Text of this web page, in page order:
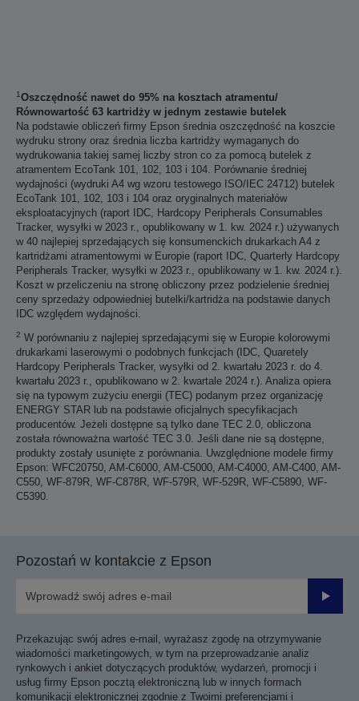
1Oszczędność nawet do 95% na kosztach atramentu/
Równowartość 63 kartridży w jednym zestawie butelek
Na podstawie obliczeń firmy Epson średnia oszczędność na koszcie
wydruku strony oraz średnia liczba kartridży wymaganych do
wydrukowania takiej samej liczby stron co za pomocą butelek z
atramentem EcoTank 101, 102, 103 i 104. Porównanie średniej
wydajności (wydruki A4 wg wzoru testowego ISO/IEC 24712) butelek
EcoTank 101, 102, 103 i 104 oraz oryginalnych materiałów
eksploatacyjnych (raport IDC, Hardcopy Peripherals Consumables
Tracker, wysyłki w 2023 r., opublikowany w 1. kw. 2024 r.) używanych
w 40 najlepiej sprzedających się konsumenckich drukarkach A4 z
kartridżami atramentowymi w Europie (raport IDC, Quarterly Hardcopy
Peripherals Tracker, wysyłki w 2023 r., opublikowany w 1. kw. 2024 r.).
Koszt w przeliczeniu na stronę obliczony przez podzielenie średniej
ceny sprzedaży odpowiedniej butelki/kartridża na podstawie danych
IDC względem wydajności.
2 W porównaniu z najlepiej sprzedającymi się w Europie kolorowymi
drukarkami laserowymi o podobnych funkcjach (IDC, Quaretely
Hardcopy Peripherals Tracker, wysyłki od 2. kwartału 2023 r. do 4.
kwartału 2023 r., opublikowano w 2. kwartale 2024 r.). Analiza opiera
się na typowym zużyciu energii (TEC) podanym przez organizację
ENERGY STAR lub na podstawie oficjalnych specyfikacjach
producentów. Jeżeli dostępne są tylko dane TEC 2.0, obliczona
została równoważna wartość TEC 3.0. Jeśli dane nie są dostępne,
produkty zostały usunięte z porównania. Uwzględnione modele firmy
Epson: WFC20750, AM-C6000, AM-C5000, AM-C4000, AM-C400, AM-
C550, WF-879R, WF-C878R, WF-579R, WF-529R, WF-C5890, WF-
C5390.
Pozostań w kontakcie z Epson
Przekazując swój adres e-mail, wyrażasz zgodę na otrzymywanie
wiadomości marketingowych, w tym na przeprowadzanie analiz
rynkowych i ankiet dotyczących produktów, wydarzeń, promocji i
usług firmy Epson pocztą elektroniczną lub w innych formach
komunikacji elektronicznej zgodnie z Twoimi preferencjami i